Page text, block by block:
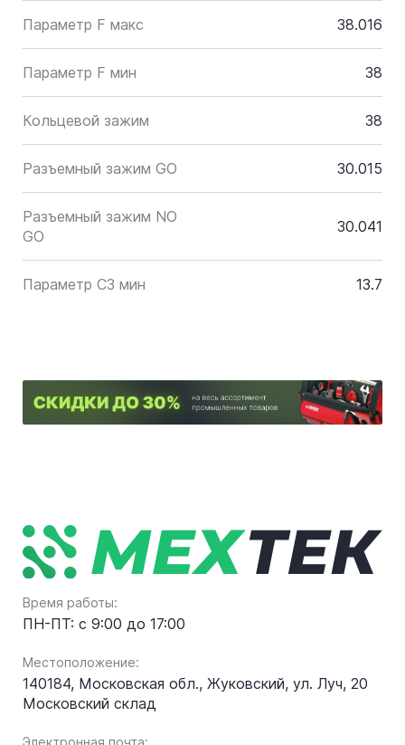
Параметр F макс 38.016
Параметр F мин 38
Кольцевой зажим 38
Разъемный зажим GO 30.015
Разъемный зажим NO
GO
30.041
Параметр C3 мин 13.7
Время работы:
ПН-ПТ: с 9:00 до 17:00
Местоположение:
140184, Московская обл., Жуковский, ул. Луч, 20
Московский склад